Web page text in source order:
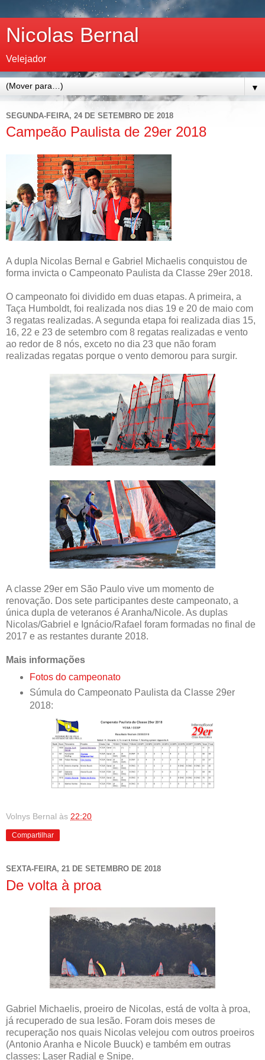
Nicolas Bernal
Velejador
▼
SEGUNDA-FEIRA, 24 DE SETEMBRO DE 2018
Campeão Paulista de 29er 2018
A dupla Nicolas Bernal e Gabriel Michaelis conquistou de
forma invicta o Campeonato Paulista da Classe 29er 2018.
O campeonato foi dividido em duas etapas. A primeira, a
Taça Humboldt, foi realizada nos dias 19 e 20 de maio com
3 regatas realizadas. A segunda etapa foi realizada dias 15,
16, 22 e 23 de setembro com 8 regatas realizadas e vento
ao redor de 8 nós, exceto no dia 23 que não foram
realizadas regatas porque o vento demorou para surgir.
A classe 29er em São Paulo vive um momento de
renovação. Dos sete participantes deste campeonato, a
única dupla de veteranos é Aranha/Nicole. As duplas
Nicolas/Gabriel e Ignácio/Rafael foram formadas no final de
2017 e as restantes durante 2018.
Mais informações
Fotos do campeonato
Súmula do Campeonato Paulista da Classe 29er
2018:
Volnys Bernal às 22:20
Compartilhar
SEXTA-FEIRA, 21 DE SETEMBRO DE 2018
De volta à proa
Gabriel Michaelis, proeiro de Nicolas, está de volta à proa,
já recuperado de sua lesão. Foram dois meses de
recuperação nos quais Nicolas velejou com outros proeiros
(Antonio Aranha e Nicole Buuck) e também em outras
classes: Laser Radial e Snipe.